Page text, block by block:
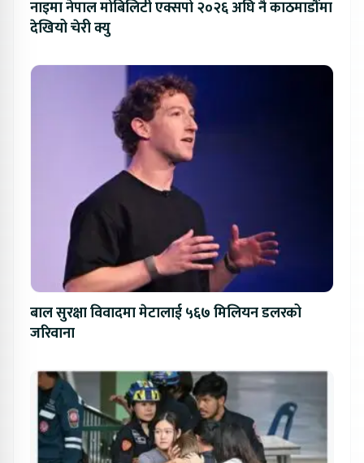
नाइमा नेपाल मोबिलिटी एक्सपो २०२६ अघि नै काठमाडौंमा
देखियो चेरी क्यु
बाल सुरक्षा विवादमा मेटालाई ५६७ मिलियन डलरको
जरिवाना